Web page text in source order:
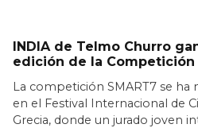
INDIA de Telmo Churro
edición de la Competición
La competición SMART7 se
en el Festival Internacional de
Grecia, donde un jurado joven